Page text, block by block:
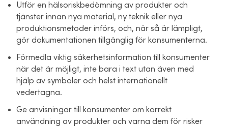
Utför en hälsoriskbedömning av produkter och
tjänster innan nya material, ny teknik eller nya
produktionsmetoder införs, och, när så är lämpligt,
gör dokumentationen tillgänglig för konsumenterna.
Förmedla viktig säkerhetsinformation till konsumenter
när det är möjligt, inte bara i text utan även med
hjälp av symboler och helst internationellt
vedertagna.
Ge anvisningar till konsumenter om korrekt
användning av produkter och varna dem för risker